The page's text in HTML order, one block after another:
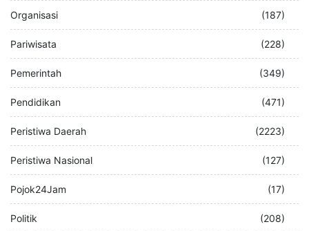
Organisasi (187)
Pariwisata (228)
Pemerintah (349)
Pendidikan (471)
Peristiwa Daerah (2223)
Peristiwa Nasional (127)
Pojok24Jam (17)
Politik (208)